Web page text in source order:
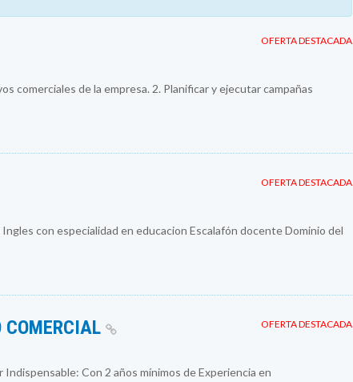
OFERTA DESTACADA
comerciales de la empresa. 2. Planificar y ejecutar campañas
OFERTA DESTACADA
con especialidad en educacion Escalafón docente Dominio del
OFERTA DESTACADA
COMERCIAL
Indispensable: Con 2 años mínimos de Experiencia en